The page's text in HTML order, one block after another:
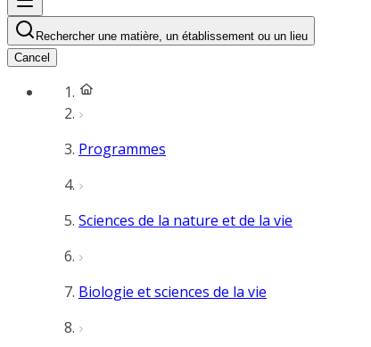
Rechercher une matière, un établissement ou un lieu
Cancel
Programmes
Sciences de la nature et de la vie
Biologie et sciences de la vie